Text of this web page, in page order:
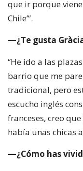
barrio que me
tradicional, pero
escucho inglés
franceses, creo
había unas chicas
—¿Cómo has
“La gente de
con el turismo’,
barrios, todo se
alrededor tienen
Ayer fuimos a